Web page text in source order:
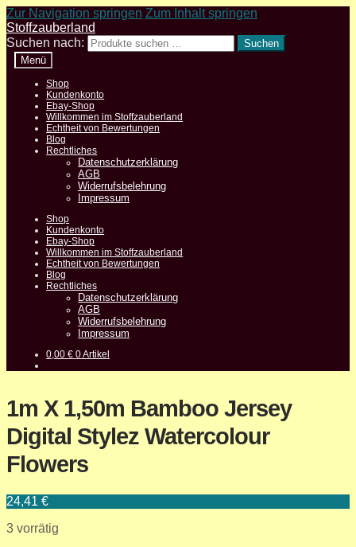
Zur Navigation springen Zum Inhalt springen
Stoffzauberland
Suchen nach:
Suchen
Menü
Shop
Kundenkonto
Ebay-Shop
Willkommen im Stoffzauberland
Echtheit von Bewertungen
Blog
Rechtliches
Datenschutzerklärung
AGB
Widerrufsbelehrung
Impressum
Shop
Kundenkonto
Ebay-Shop
Willkommen im Stoffzauberland
Echtheit von Bewertungen
Blog
Rechtliches
Datenschutzerklärung
AGB
Widerrufsbelehrung
Impressum
0,00€ 0 Artikel
1m X 1,50m Bamboo Jersey
Digital Stylez Watercolour
Flowers
24,41 €
3 vorrätig